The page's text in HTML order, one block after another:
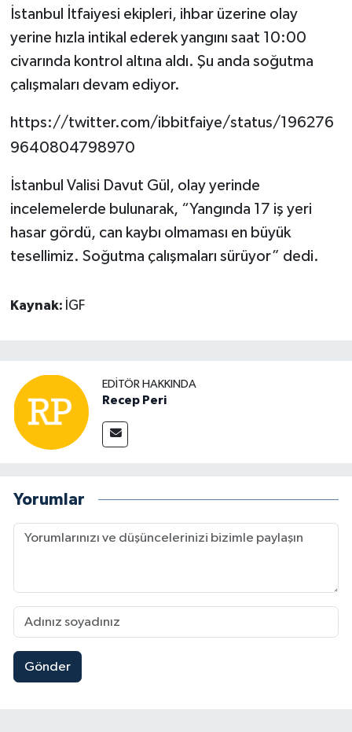
İstanbul İtfaiyesi ekipleri, ihbar üzerine olay
yerine hızla intikal ederek yangını saat 10:00
civarında kontrol altına aldı. Şu anda soğutma
çalışmaları devam ediyor.
https://twitter.com/ibbitfaiye/status/196276
9640804798970
İstanbul Valisi Davut Gül, olay yerinde
incelemelerde bulunarak, “Yangında 17 iş yeri
hasar gördü, can kaybı olmaması en büyük
tesellimiz. Soğutma çalışmaları sürüyor” dedi.
Kaynak: İGF
EDITÖR HAKKINDA
Recep Peri
Yorumlar
Gönder